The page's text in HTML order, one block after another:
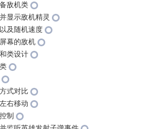
敌机类
显示敌机精灵
及随机速度
幕的敌机
类设计
式对比
右移动
制